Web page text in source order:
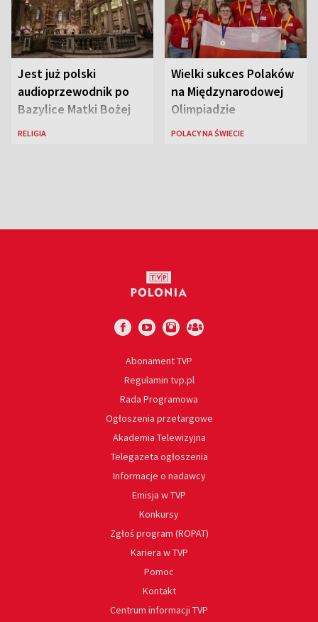
Jest już polski
audioprzewodnik po
Bazylice Matki Bożej
Większej w Rzymie
RELIGIA
Wielki sukces Polaków
na Międzynarodowej
Olimpiadzie
Lingwistycznej
POLACY NA ŚWIECIE
Abonament TVP
Regulamin tvp.pl
Rada Programowa
Ogłoszenia przetargowe
Akademia Telewizyjna
Telegazeta ogłoszenia
Informacje o nadawcy
Emisja w TVP
Konkursy
Zgłoś program (ROPAT)
Kariera w TVP
Pomoc
Kontakt
Centrum informacji TVP